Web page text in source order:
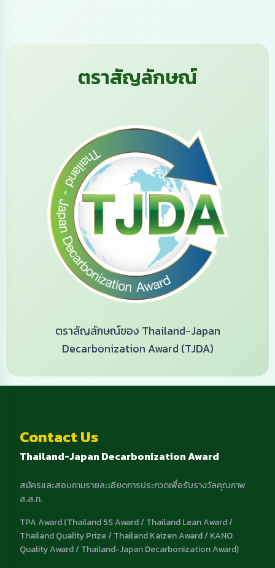
ตราสัญลักษณ์
ตราสัญลักษณ์ของ Thailand-Japan
Decarbonization Award (TJDA)
Contact Us
Thailand-Japan Decarbonization Award
สมัครและสอบถามรายละเอียดการประกวดเพื่อรับรางวัลคุณภาพ
ส.ส.ท.
TPA Award (Thailand 5S Award / Thailand Lean Award /
Thailand Quality Prize / Thailand Kaizen Award / KANO
Quality Award / Thailand-Japan Decarbonization Award)